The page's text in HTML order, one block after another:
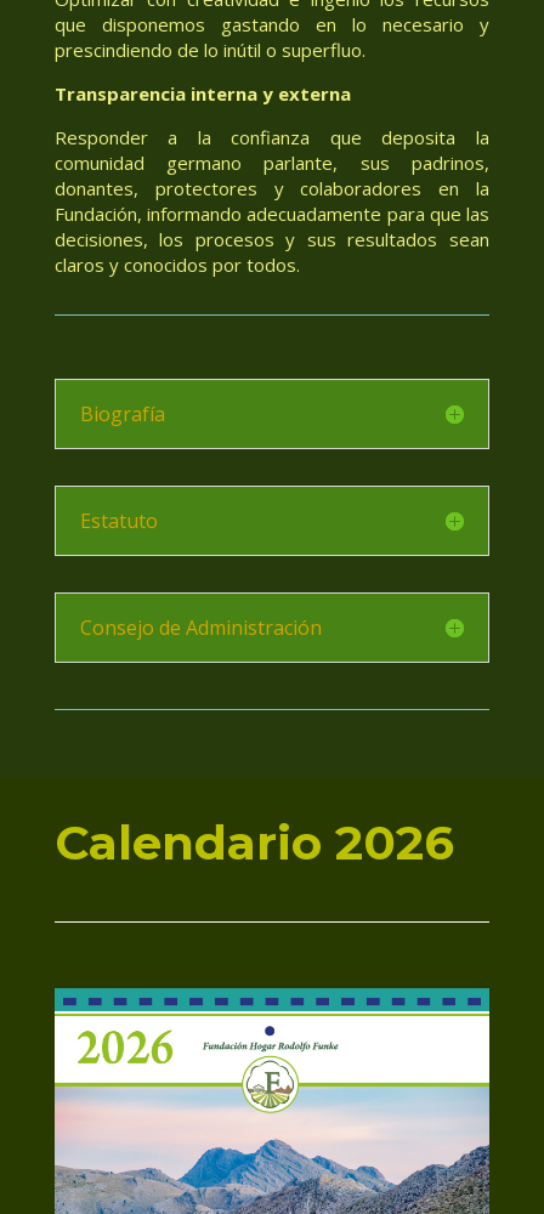
que disponemos gastando en lo necesario y
prescindiendo de lo inútil o superfluo.
Transparencia interna y externa
Responder a la confianza que deposita la
comunidad germano parlante, sus padrinos,
donantes, protectores y colaboradores en la
Fundación, informando adecuadamente para que las
decisiones, los procesos y sus resultados sean
claros y conocidos por todos.
Biografía
Estatuto
Consejo de Administración
Calendario 2026